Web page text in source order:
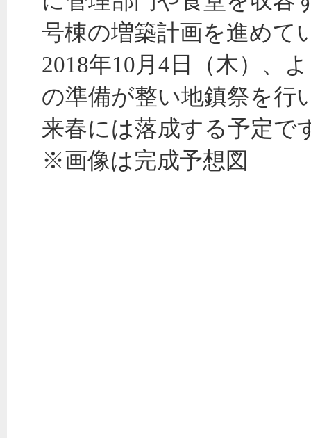
号棟の増築計画を進めて
2018年10月4日（木）、
の準備が整い地鎮祭を行
来春には落成する予定で
※画像は完成予想図